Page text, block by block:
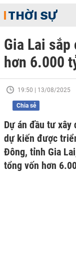
THỜI SỰ
Gia Lai sắp
hơn 6.000
19:50 | 13/08/2025
Chia sẻ
Dự án đầu tư xây
dự kiến được
Đông, tỉnh Gia
tổng vốn hơn